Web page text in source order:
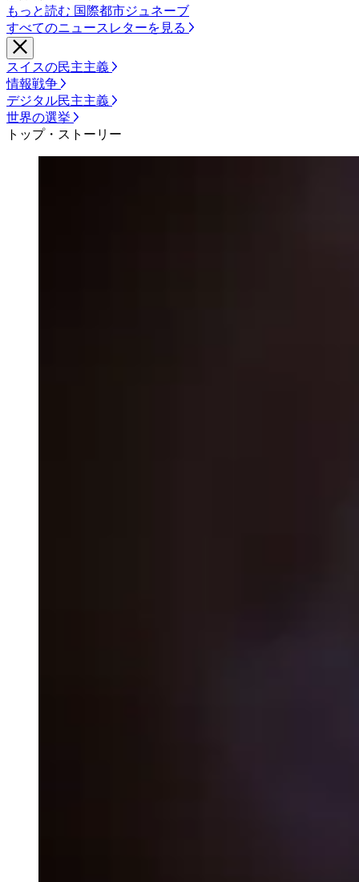
もっと読む 国際都市ジュネーブ
すべてのニュースレターを見る
スイスの民主主義
情報戦争
デジタル民主主義
世界の選挙
トップ・ストーリー